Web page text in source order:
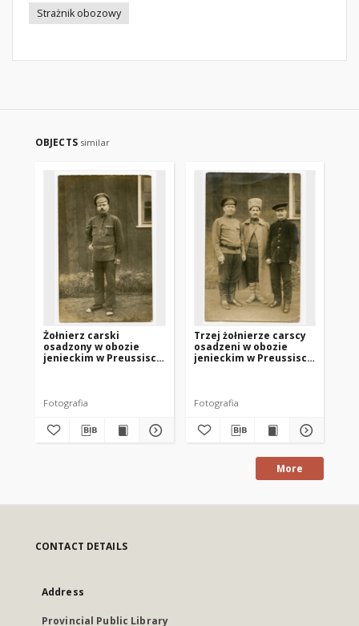
Strażnik obozowy
OBJECTS similar
Żołnierz carski
osadzony w obozie
jenieckim w Preussisch
Fotografia
Trzej żołnierze carscy
osadzeni w obozie
jenieckim w Preussisch
Fotografia
More
CONTACT DETAILS
Address
Provincial Public Library